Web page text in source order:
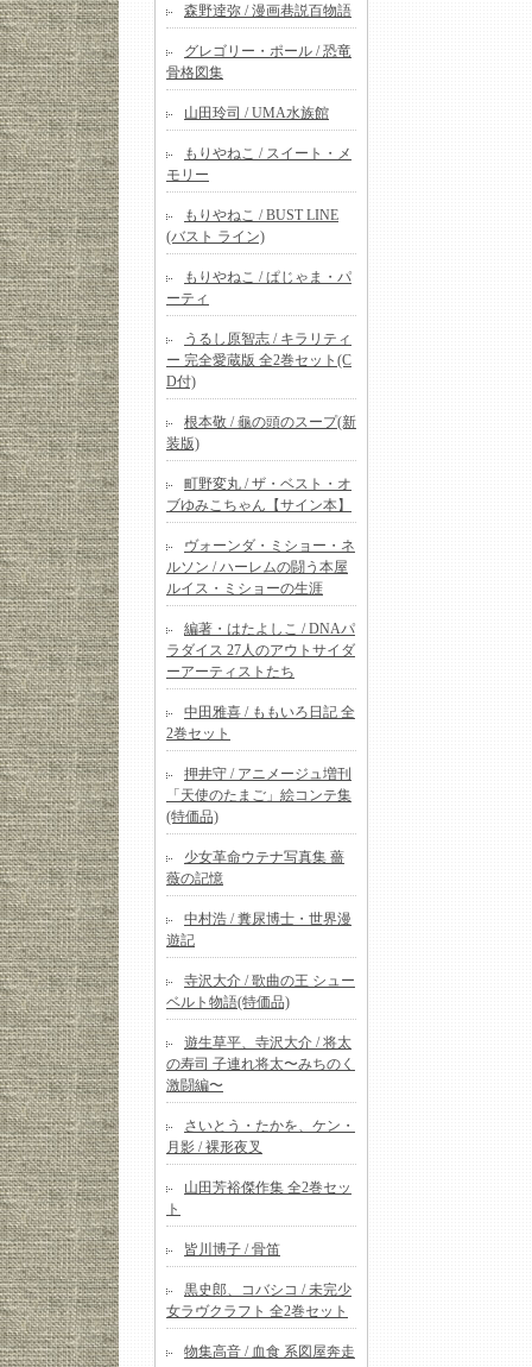
森野逹弥 / 漫画巷説百物語
グレゴリー・ポール / 恐竜
骨格図集
山田玲司 / UMA水族館
もりやねこ / スイート・メ
モリー
もりやねこ / BUST LINE
(バスト ライン)
もりやねこ / ぱじゃま・パ
ーティ
うるし原智志 / キラリティ
ー 完全愛蔵版 全2巻セット(C
D付)
根本敬 / 龜の頭のスープ(新
装版)
町野変丸 / ザ・ベスト・オ
ブゆみこちゃん【サイン本】
ヴォーンダ・ミショー・ネ
ルソン / ハーレムの闘う本屋
ルイス・ミショーの生涯
編著・はたよしこ / DNAパ
ラダイス 27人のアウトサイダ
ーアーティストたち
中田雅喜 / ももいろ日記 全
2巻セット
押井守 / アニメージュ増刊
「天使のたまご」絵コンテ集
(特価品)
少女革命ウテナ写真集 薔
薇の記憶
中村浩 / 糞尿博士・世界漫
遊記
寺沢大介 / 歌曲の王 シュー
ベルト物語(特価品)
遊生草平、寺沢大介 / 将太
の寿司 子連れ将太〜みちのく
激闘編〜
さいとう・たかを、ケン・
月影 / 裸形夜叉
山田芳裕傑作集 全2巻セッ
ト
皆川博子 / 骨笛
黒史郎、コバシコ / 未完少
女ラヴクラフト 全2巻セット
物集高音 / 血食 系図屋奔走